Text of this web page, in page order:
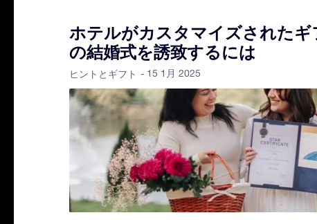
ホテルがカスタマイズされたギ
の結婚式を誘致するには
ヒントとギフト - 15 1月 2025